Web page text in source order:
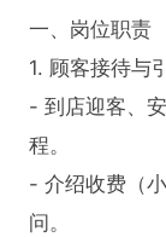
一、岗位职责
1. 顾客接待与
- 到店迎客、
程。
- 介绍收费（
问。